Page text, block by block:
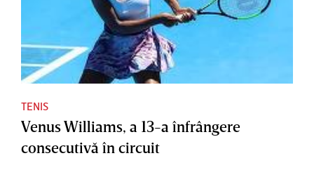
TENIS
Venus Williams, a 13-a înfrângere
consecutivă în circuit